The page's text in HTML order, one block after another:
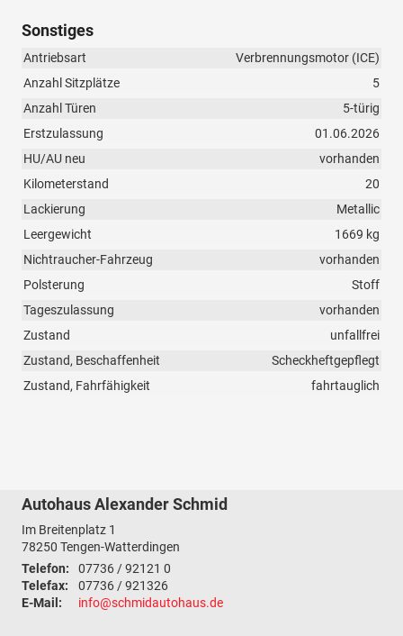
Sonstiges
Antriebsart
Verbrennungsmotor (ICE)
Anzahl Sitzplätze
5
Anzahl Türen
5-türig
Erstzulassung
01.06.2026
HU/AU neu
vorhanden
Kilometerstand
20
Lackierung
Metallic
Leergewicht
1669 kg
Nichtraucher-Fahrzeug
vorhanden
Polsterung
Stoff
Tageszulassung
vorhanden
Zustand
unfallfrei
Zustand, Beschaffenheit
Scheckheftgepflegt
Zustand, Fahrfähigkeit
fahrtauglich
Autohaus Alexander Schmid
Im Breitenplatz 1
78250 Tengen-Watterdingen
Telefon:
07736 / 92121 0
Telefax:
07736 / 921326
E-Mail:
info@schmidautohaus.de